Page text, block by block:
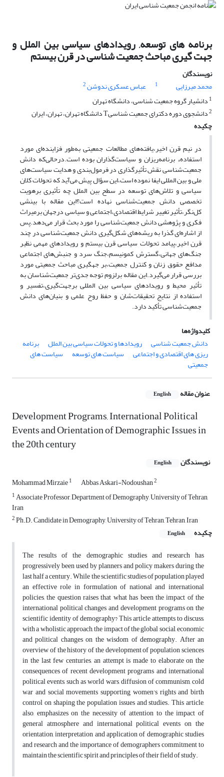
برنامه های توسعه, رویدادهای سیاسی بین الملل و
جهت گیری مباحث جمعیت شناسی در قرن بیستم
نویسندگان
محمد میرزایی
1 عباس عسکری ندوشن2
1 دانشیار گروه جمعیت شناسی، دانشگاه تهران
2دانشجوی دوره دکترای جمعیت شناسیT دانشگاه تهران، تهران، ایران
چکیده
در نیم قرن اخیر،یافته‌های مطالعات جمعیتی به‌طور فزاینده‌ای مورد
استفادهء برنامه‌ریزان و سیاست‌گذاران بوده است.درحالی‌که دانش
جمعیت‌شناسی نقش تأثیرگذاری در فرمول‌بندی‌ و هدایت سیاست‌های
ملی و بین المللی ایفا نموده است،این سؤال پیش می‌آید که تحولات‌ کلان
سیاسی و تلاش‌های توسعه در سطح بین الملل چه تأثیری برهویت
تخصصی دانش‌ جمعیت‌شناسی نهاده است؟این مقاله با بینشی
کل‌نگر،تأثیر تغییر شرایط اقتصادی،اجتماعی‌ و سیاسی درجهان برمیراث
فکری و پژوهشی دانش جمعیت‌شناسی را مورد بحث قرار می‌دهد.پس
از اشاره‌ای گذرا به ریشه‌های شکل‌گیری دانش جمعیت‌شناسی در چند
قرن‌ اخیر،پیامد تحولات سیاسی قرن بیستم و رویدادهای مهمی نظیر
جنگ‌های جهانی،گسترش‌ کمونیسم،جنگ سرد و جنبش‌های اجتماعی
مدافع حقوق زنان و کنترل جمعیت،بر جهگیری مباحث جمعیتی مورد
بررسی قرار می‌گیرد.این مقاله برلزوم توجه جدی‌تر جمعیت‌شناسان به
تأثیر محیط و رویدادهای سیاسی بین المللی برجهت‌گیری،تفسیر و
استفاده از نتایج تحقیقات‌شان و حفظ روح علمی و بنیان‌های دانش
جمعیت‌شناسی تأکید دارد.
کلیدواژه‌ها
دانش جمعیت شناسی
رویدادها و تحولات سیاسی بین الملل برنامه
ریزی های اقتصادی و اجتماعی سیاست های توسعه سیاست های
جمعیتی
عنوان مقاله English
Development Programs, International Political
Events and Orientation of Demographic Issues in
the 20th century
نویسندگان English
Mohammad Mirzaie1 Abbas Askari-Nodoushan2
1Associate Professor, Department of Demography, University of Tehran,
Iran
2Ph.D. Candidate in Demography, University of Tehran, Tehran, Iran
چکیده
English
The results of the demographic studies and research has
progressively been used by planners and policy makers during the
last half a century. While the scientific studies of population played
an effective role in formulation of national and international
policies, the question raises that what has been the impact of the
international political changes and development programs on the
scientific identity of demography? This article attempts to discuss,
with a wholistic approach, the impact of the global social, economic
and political changes on the wisdom of demography. After an
overview of the history of the development of population sciences
in the last few centuries, an attempt is made to elaborate on the
consequences of recent development programs and international
political events, such as world wars, diffusion of communism, cold
war and social movements supporting women's rights and birth
control on shaping the population issues and studies. This article,
also, emphasizes on the necessity of attention to the impact of
general atmosphere and international political events on the
orientation, interpretation and application of demographic studies
and research and the importance of demographers commitment to
maintain the scientific spirit and principles of their field of study.